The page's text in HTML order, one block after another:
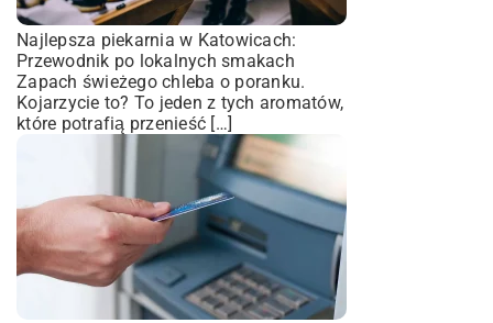
Najlepsza piekarnia w Katowicach:
Przewodnik po lokalnych smakach
Zapach świeżego chleba o poranku.
Kojarzycie to? To jeden z tych aromatów,
które potrafią przenieść […]